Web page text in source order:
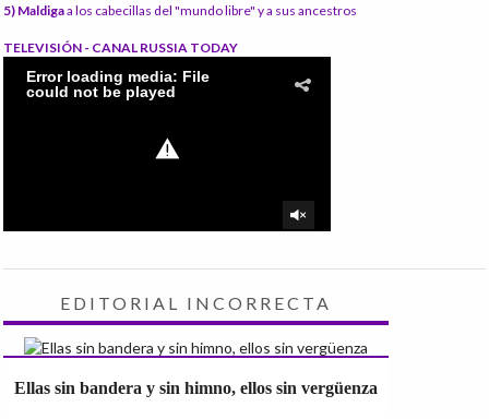
5) Maldigaa los cabecillas del "mundo libre" y a sus ancestros
TELEVISIÓN - CANAL RUSSIA TODAY
EDITORIAL INCORRECTA
Ellas sin bandera y sin himno, ellos sin vergüenza